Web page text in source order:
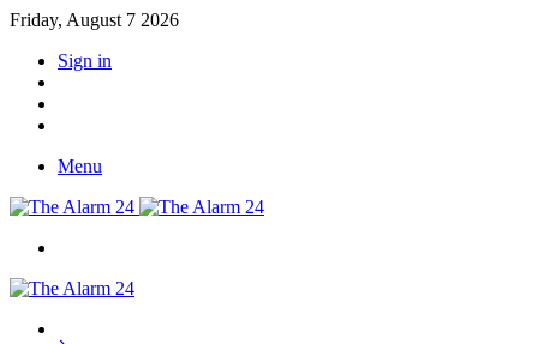
Friday, August 7 2026
Sign in
Menu